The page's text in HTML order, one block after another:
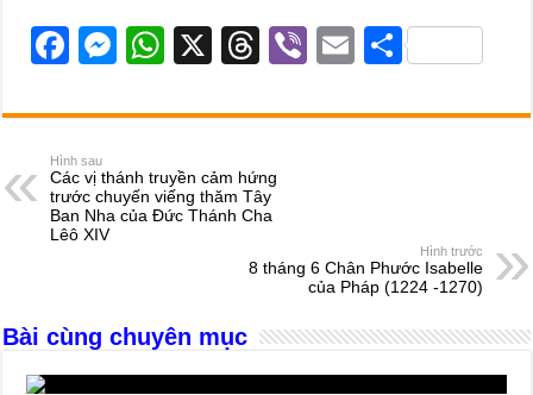
F
c
e
b
o
M
ss
n
g
W
at
s
A
p
X
T
e
d
s
Vi
er
E
ail
S
ar
Hình sau
Các vị thánh truyền cảm hứng
trước chuyến viếng thăm Tây
Ban Nha của Đức Thánh Cha
Lêô XIV
Hình trước
8 tháng 6 Chân Phước Isabelle
của Pháp (1224 -1270)
Bài cùng chuyên mục